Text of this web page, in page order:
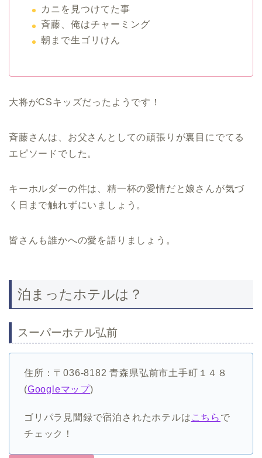
カニを見つけてた事
斉藤、俺はチャーミング
朝まで生ゴリけん
大将がCSキッズだったようです！
斉藤さんは、お父さんとしての頑張りが裏目にでてる
エピソードでした。
キーホルダーの件は、精一杯の愛情だと娘さんが気づ
く日まで触れずにいましょう。
皆さんも誰かへの愛を語りましょう。
泊まったホテルは？
スーパーホテル弘前
住所：〒036-8182 青森県弘前市土手町１４８
(Googleマップ)
ゴリパラ見聞録で宿泊されたホテルは こちら で
チェック！